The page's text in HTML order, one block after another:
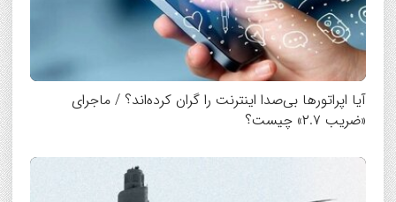
آیا اپراتورها بی‌صدا اینترنت را گران کرده‌اند؟ / ماجرای
«ضریب ۲.۷» چیست؟